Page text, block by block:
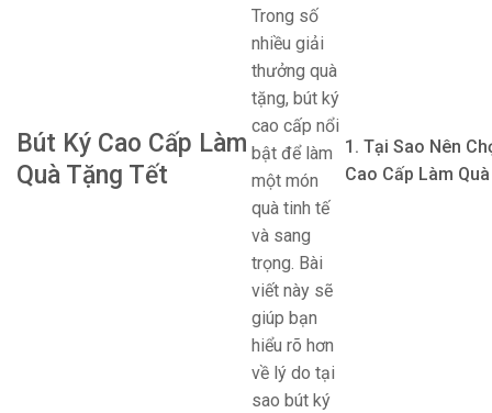
Bút Ký Cao Cấp Làm
Quà Tặng Tết
Trong số
nhiều giải
thưởng quà
tặng, bút ký
cao cấp nổi
bật để làm
một món
quà tinh tế
và sang
trọng. Bài
viết này sẽ
giúp bạn
hiểu rõ hơn
về lý do tại
sao bút ký
1. Tại Sao Nên
Cao Cấp Làm